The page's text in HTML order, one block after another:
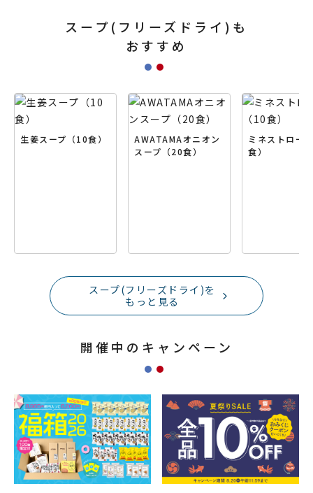
スープ(フリーズドライ)も
おすすめ
生姜スープ（10食）
AWATAMAオニオン
スープ（20食）
ミネストロー
食）
スープ(フリーズドライ)を
もっと見る
開催中のキャンペーン